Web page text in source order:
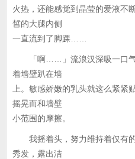
火热，还能感觉到晶莹的爱液不
皙的大腿内侧
一直流到了脚踝……
「啊……」流浪汉深吸一口气
着墙壁趴在墙
上。敏感娇嫩的乳头就这么紧紧
摇晃而和墙壁
小范围的摩擦。
我摇着头，努力维持着仅有的
秀发，露出洁